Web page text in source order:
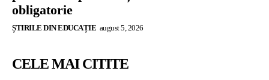
obligatorie
ȘTIRILE DIN EDUCAȚIE august 5, 2026
CELE MAI CITITE